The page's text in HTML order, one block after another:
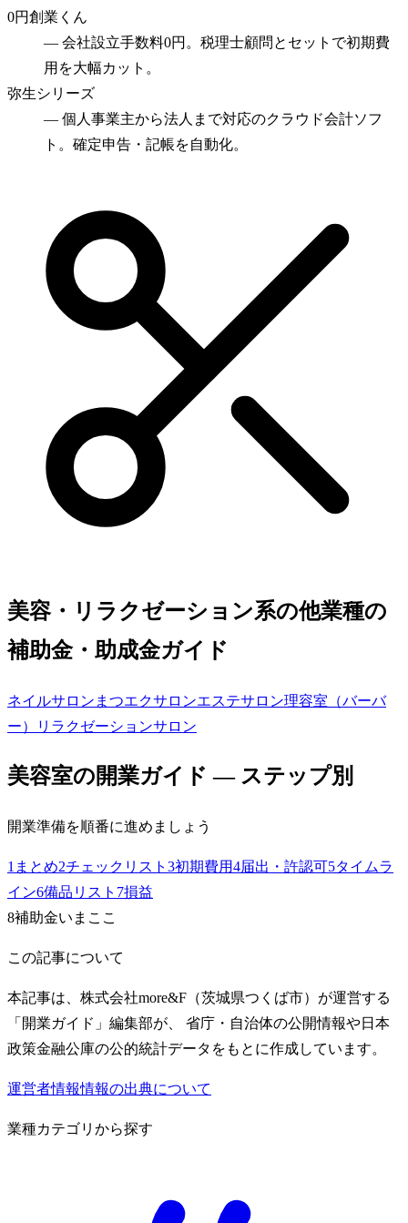
0円創業くん
— 会社設立手数料0円。税理士顧問とセットで初期費
用を大幅カット。
弥生シリーズ
— 個人事業主から法人まで対応のクラウド会計ソフ
ト。確定申告・記帳を自動化。
美容・リラクゼーション系の他業種の
補助金・助成金ガイド
ネイルサロン まつエクサロンエステサロン理容室（バーバ
ー）
リラクゼーションサロン
美容室の開業ガイド — ステップ別
開業準備を順番に進めましょう
1 まとめ2チェックリスト 3初期費用4届出・許認可5タイムラ
イン6備品リスト 7損益
8補助金いまここ
この記事について
本記事は、株式会社more&F（茨城県つくば市）が運営する
「開業ガイド」編集部が、 省庁・自治体の公開情報や日本
政策金融公庫の公的統計データをもとに作成しています。
運営者情報情報の出典について
業種カテゴリから探す